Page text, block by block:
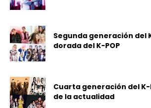
Segunda generación del
dorada del K-POP
Cuarta generación del K-
de la actualidad